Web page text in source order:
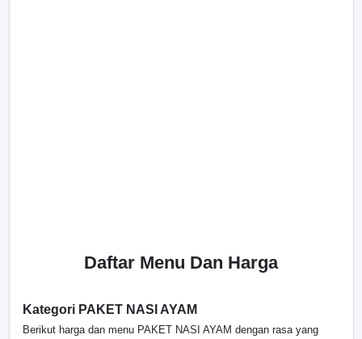
Daftar Menu Dan Harga
Kategori PAKET NASI AYAM
Berikut harga dan menu PAKET NASI AYAM dengan rasa yang